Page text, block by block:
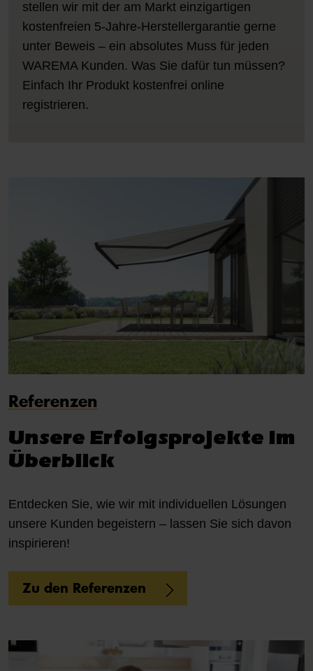
stellen wir mit der am Markt einzigartigen
kostenfreien 5-Jahre-Herstellergarantie gerne
unter Beweis – ein absolutes Muss für jeden
WAREMA Kunden. Was Sie dafür tun müssen?
Einfach Ihr Produkt kostenfrei online
registrieren.
Referenzen
Unsere Erfolgsprojekte im
Überblick
Entdecken Sie, wie wir mit individuellen Lösungen
unsere Kunden begeistern – lassen Sie sich davon
inspirieren!
Zu den Referenzen